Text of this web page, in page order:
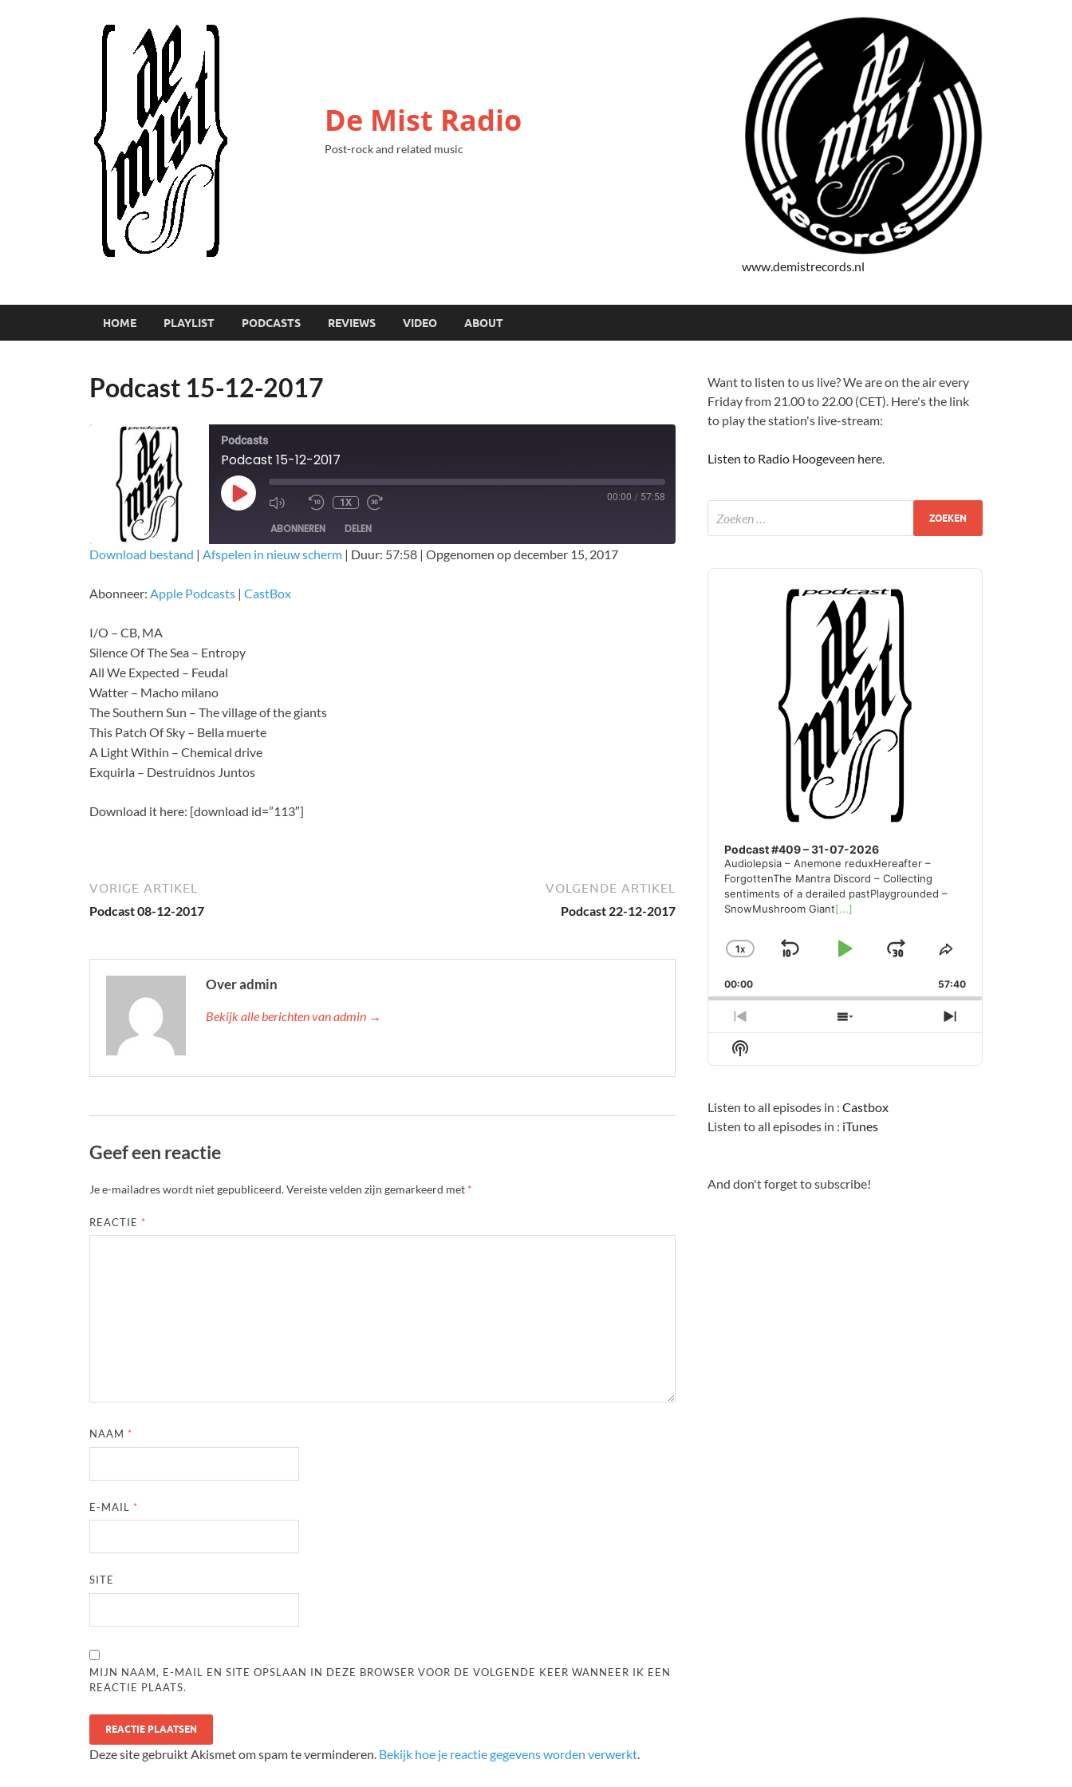
De Mist Radio
Post-rock and related music
www.demistrecords.nl
HOME PLAYLIST PODCASTS REVIEWS VIDEO ABOUT
Podcast 15-12-2017
Podcasts
Podcast 15-12-2017
1X 00:00 / 57:58
ABONNEREN DELEN
EMBED
Download bestand | Afspelen in nieuw scherm | Duur: 57:58 | Opgenomen op december 15, 2017
Abonneer: Apple Podcasts | CastBox
I/O – CB, MA
Silence Of The Sea – Entropy
All We Expected – Feudal
Watter – Macho milano
The Southern Sun – The village of the giants
This Patch Of Sky – Bella muerte
A Light Within – Chemical drive
Exquirla – Destruidnos Juntos
Download it here: [download id=”113″]
VORIGE ARTIKEL
Podcast 08-12-2017
VOLGENDE ARTIKEL
Podcast 22-12-2017
Over admin
Bekijk alle berichten van admin →
Geef een reactie
Je e-mailadres wordt niet gepubliceerd.Vereiste velden zijn gemarkeerd met *
REACTIE *
NAAM *
E-MAIL *
SITE
MIJN NAAM, E-MAIL EN SITE OPSLAAN IN DEZE BROWSER VOOR DE VOLGENDE KEER WANNEER IK EEN
REACTIE PLAATS.
Deze site gebruikt Akismet om spam te verminderen. Bekijk hoe je reactie gegevens worden verwerkt
Want to listen to us live? We are on the air every
Friday from 21.00 to 22.00 (CET). Here's the link
to play the station's live-stream:
Listen to Radio Hoogeveen here.
Audio
Podcast #409 – 31-07-2026
Audiolepsia – Anemone reduxHereafter –
ForgottenThe Mantra Discord – Collecting
sentiments of a derailed pastPlaygrounded –
SnowMushroom Giant[...]
CHANGE
RATE
1X
SKIPPLAYJUMP
FORWARD
SHARE
EPISODE
00:00 57:40
PREVIOUS
EPISODE
SHOW
EPISODES
NEXT
EPISODE
Show
Podcast
Listen to all episodes in :Castbox
Listen to all episodes in : iTunes
And don't forget to subscribe!